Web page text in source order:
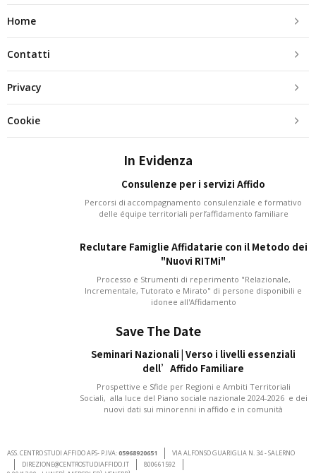
Home
Contatti
Privacy
Cookie
In Evidenza
Consulenze per i servizi Affido
Percorsi di accompagnamento consulenziale e formativo
delle équipe territoriali perl’affidamento familiare
Reclutare Famiglie Affidatarie con il Metodo dei
"Nuovi RITMi"
Processo e Strumenti di reperimento "Relazionale,
Incrementale, Tutorato e Mirato" di persone disponibili e
idonee all'Affidamento
Save The Date
Seminari Nazionali | Verso i livelli essenziali
dell’Affido Familiare
Prospettive e Sfide per Regioni e Ambiti Territoriali
Sociali, alla luce del Piano sociale nazionale 2024-2026 e dei
nuovi dati sui minorenni in affido e in comunità
ASS. CENTRO STUDI AFFIDO APS- P.IVA:05968920651
VIA ALFONSO GUARIGLIA N. 34 - SALERNO
DIREZIONE@CENTROSTUDIAFFIDO.IT
800661592